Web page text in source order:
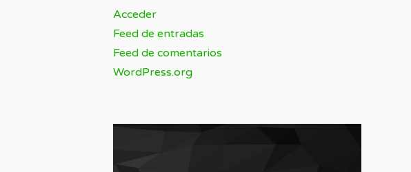
Acceder
Feed de entradas
Feed de comentarios
WordPress.org